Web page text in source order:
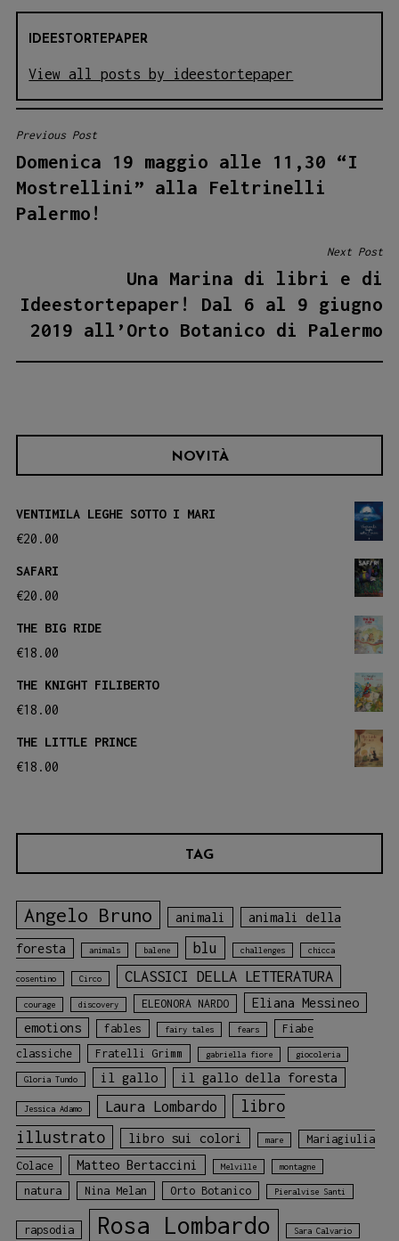
IDEESTORTEPAPER
View all posts by ideestortepaper
NAVIGAZIONE
ARTICOLI
Previous Post
Domenica 19 maggio alle 11,30 “I
Mostrellini” alla Feltrinelli
Palermo!
Next Post
Una Marina di libri e di
Ideestortepaper! Dal 6 al 9 giugno
2019 all’Orto Botanico di Palermo
NOVITÀ
VENTIMILA LEGHE SOTTO I MARI
€20.00
SAFARI
€20.00
THE BIG RIDE
€18.00
THE KNIGHT FILIBERTO
€18.00
THE LITTLE PRINCE
€18.00
TAG
Angelo Bruno animali animali della
foresta animals balene blu challenges chicca
cosentino Circo CLASSICI DELLA LETTERATURA
courage discovery ELEONORA NARDO
Eliana Messineo
emotions
fables fairy tales fears
Fiabe
classiche
Fratelli Grimm gabriella fiore giocoleria
Gloria Tundo il gallo il gallo della foresta
Jessica Adamo Laura Lombardo
libro
illustrato
libro sui colori mare
Mariagiulia
Colace
Matteo Bertaccini Melville montagne
natura Nina Melan Orto Botanico Pieralvise Santi
rapsodia Rosa Lombardo Sara Calvario